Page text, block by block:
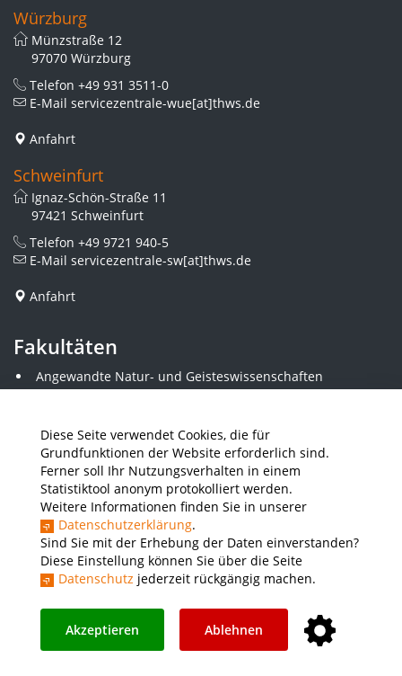
Diese Seite verwendet Cookies, die für
Grundfunktionen der Website erforderlich sind.
Ferner soll Ihr Nutzungsverhalten in einem
Statistiktool anonym protokolliert werden.
Weitere Informationen finden Sie in unserer
Datenschutzerklärung.
Sind Sie mit der Erhebung der Daten einverstanden?
Diese Einstellung können Sie über die Seite
Datenschutz jederzeit rückgängig machen.
Akzeptieren Ablehnen
Würzburg
Münzstraße 12
97070 Würzburg
Telefon +49 931 3511-0
E-Mail servicezentrale-wue[at]thws.de
Anfahrt
Schweinfurt
Ignaz-Schön-Straße 11
97421 Schweinfurt
Telefon +49 9721 940-5
E-Mail servicezentrale-sw[at]thws.de
Anfahrt
Fakultäten
Angewandte Natur- und Geisteswissenschaften
Angewandte Sozialwissenschaften
Elektrotechnik
Gestaltung
Informatik und Wirtschaftsinformatik
Kunststofftechnik und Vermessung
Maschinenbau
THWS Business School
Wirtschaftsingenieurwesen
Presse
Instagram YouTube LinkedIn